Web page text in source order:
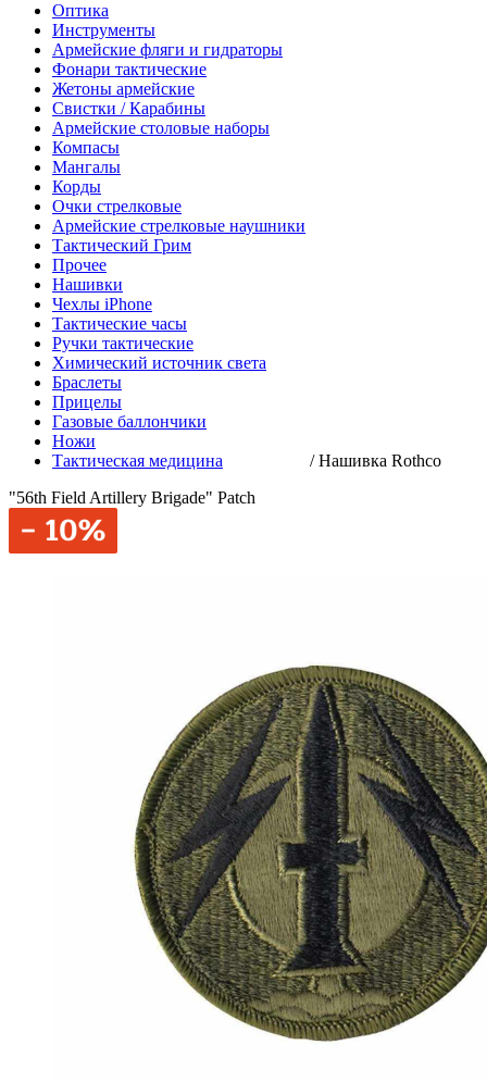
Оптика
Инструменты
Армейские фляги и гидраторы
Фонари тактические
Жетоны армейские
Свистки / Карабины
Армейские столовые наборы
Компасы
Мангалы
Корды
Очки стрелковые
Армейские стрелковые наушники
Тактический Грим
Прочее
Нашивки
Чехлы iPhone
Тактические часы
Ручки тактические
Химический источник света
Браслеты
Прицелы
Газовые баллончики
Ножи
Тактическая медицина
/Нашивка Rothco
"56th Field Artillery Brigade" Patch